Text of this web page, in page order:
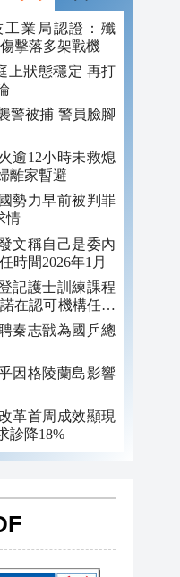
工業局認證：殲
擊落多架戰機
上狀態穩定 再打
警被捕 警員臉腳
逾12小時未救熄
離家暫避
勢力早前被判罪
情
文稱自己是委內
時間2026年1月
記護士訓練課程
在認可機構任職
秦志戩為國乒總
因格陵蘭島影響
革首周成效顯現
診降18%